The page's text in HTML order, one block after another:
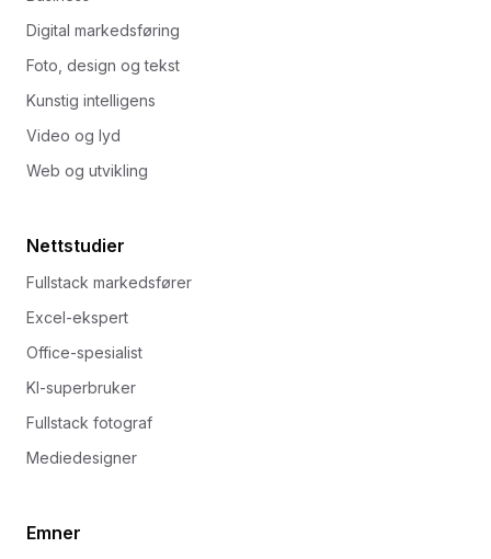
Digital markedsføring
Foto, design og tekst
Kunstig intelligens
Video og lyd
Web og utvikling
Nettstudier
Fullstack markedsfører
Excel-ekspert
Office-spesialist
KI-superbruker
Fullstack fotograf
Mediedesigner
Emner